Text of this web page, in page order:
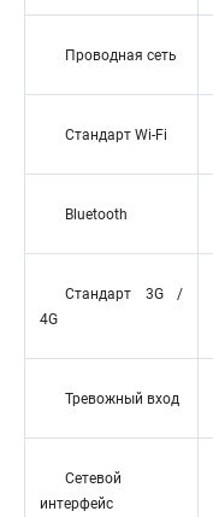
Проводная сеть
Стандарт Wi-Fi
Bluetooth
Стандарт 3G /
4G
Тревожный вход
Сетевой
интерфейс